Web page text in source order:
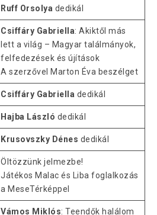
Ruff Orsolya dedikál
Csiffáry Gabriella: Akiktől más
lett a világ – Magyar találmányok,
felfedezések és újítások
A szerzővel Marton Éva beszélget
Csiffáry Gabriella dedikál
Hajba László dedikál
Krusovszky Dénes dedikál
Öltözzünk jelmezbe!
Játékos Malac és Liba foglalkozás
a MeseTérképpel
Vámos Miklós: Teendők halálom